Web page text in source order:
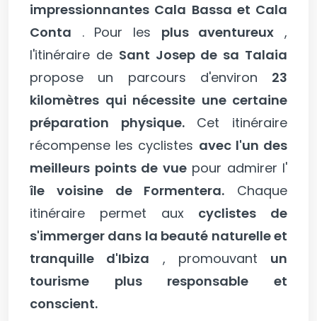
impressionnantes Cala Bassa et Cala
Conta . Pour les plus aventureux ,
l'itinéraire de Sant Josep de sa Talaia
propose un parcours d'environ 23
kilomètres qui nécessite une certaine
préparation physique.Cet itinéraire
récompense les cyclistes avec l'un des
meilleurs points de vuepour admirer l'
île voisine de Formentera. Chaque
itinéraire permet aux cyclistes de
s'immerger dans la beauté naturelle et
tranquille d'Ibiza , promouvant un
tourisme plus responsable et
conscient.